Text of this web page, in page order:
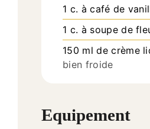
1 c. à café de
1 c. à soupede
150 ml de crème
bien froide
Equipement